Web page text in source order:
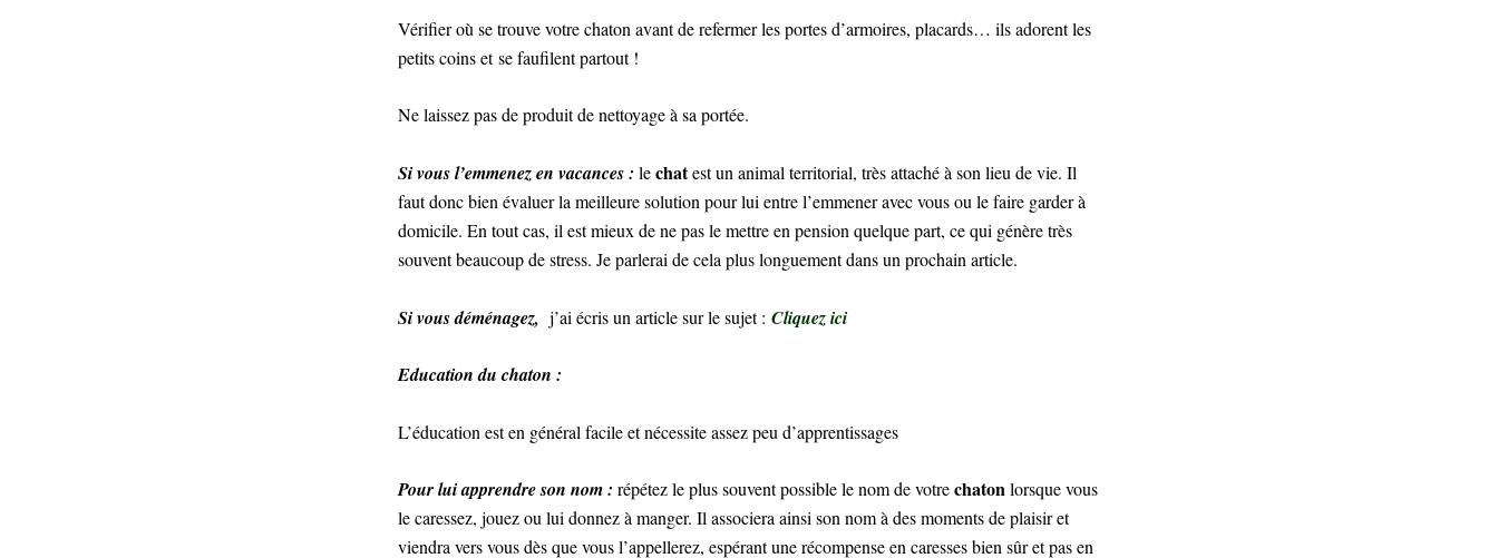
Vérifier où se trouve votre chaton avant de refermer les portes d’armoires, placards… ils adorent les
petits coins et se faufilent partout !
Ne laissez pas de produit de nettoyage à sa portée.
Si vous l’emmenez en vacances : lechatest un animal territorial, très attaché à son lieu de vie. Il
faut donc bien évaluer la meilleure solution pour lui entre l’emmener avec vous ou le faire garder à
domicile. En tout cas, il est mieux de ne pas le mettre en pension quelque part, ce qui génère très
souvent beaucoup de stress. Je parlerai de cela plus longuement dans un prochain article.
Si vous déménagez, j’ai écris un article sur le sujet : Cliquez ici
Education du chaton :
L’éducation est en général facile et nécessite assez peu d’apprentissages
Pour lui apprendre son nom : répétez le plus souvent possible le nom de votrechatonlorsque vous
le caressez, jouez ou lui donnez à manger. Il associera ainsi son nom à des moments de plaisir et
viendra vers vous dès que vous l’appellerez, espérant une récompense en caresses bien sûr et pas en